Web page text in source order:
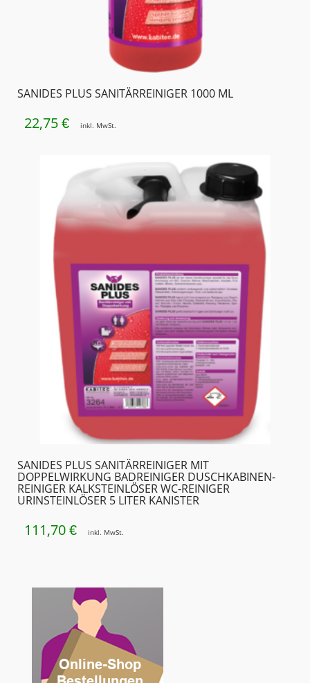
SANIDES PLUS SANITÄRREINIGER 1000 ML
22,75 € inkl. MwSt.
SANIDES PLUS SANITÄRREINIGER MIT
DOPPELWIRKUNG BADREINIGER DUSCHKABINEN­
REINIGER KALKSTEINLÖSER WC-REINIGER
URINSTEINLÖSER 5 LITER KANISTER
111,70 € inkl. MwSt.